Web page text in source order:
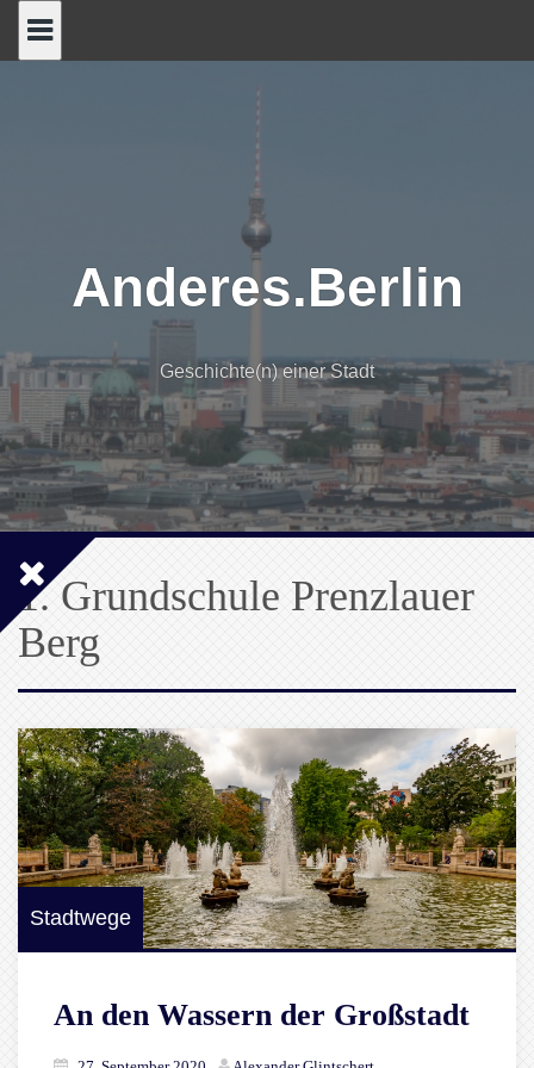
Anderes.Berlin
Geschichte(n) einer Stadt
1. Grundschule Prenzlauer
Berg
Stadtwege
An den Wassern der Großstadt